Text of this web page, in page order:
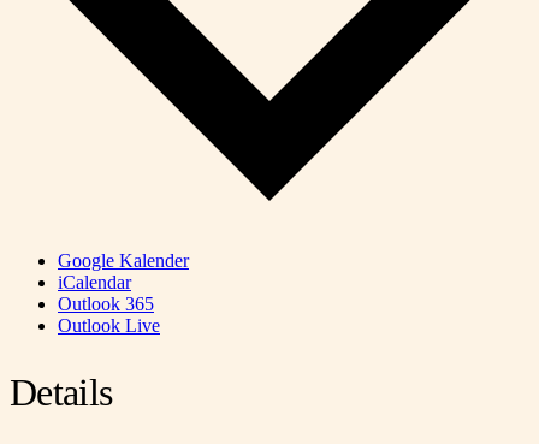
Google Kalender
iCalendar
Outlook 365
Outlook Live
Details